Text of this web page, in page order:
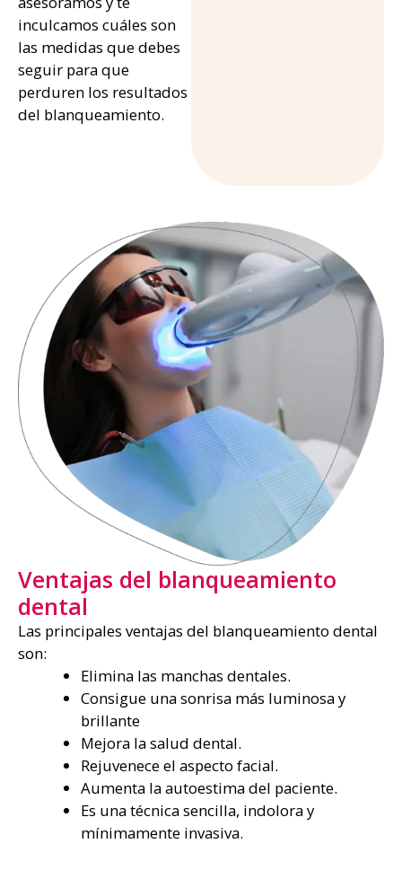
inculcamos cuáles son
las medidas que debes
seguir para que
perduren los resultados
del blanqueamiento.
Ventajas del blanqueamiento
dental
Las principales ventajas del blanqueamiento dental
son:
Elimina las manchas dentales.
Consigue una sonrisa más luminosa y
brillante
Mejora la salud dental.
Rejuvenece el aspecto facial.
Aumenta la autoestima del paciente.
Es una técnica sencilla, indolora y
mínimamente invasiva.